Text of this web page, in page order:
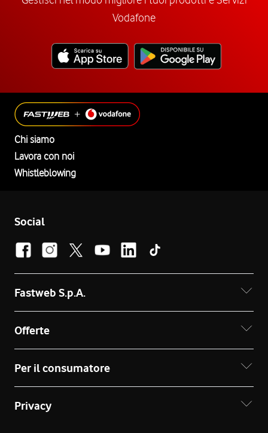
Vodafone
Chi siamo
Lavora con noi
Whistleblowing
Social
Fastweb S.p.A.
Offerte
Per il consumatore
Privacy